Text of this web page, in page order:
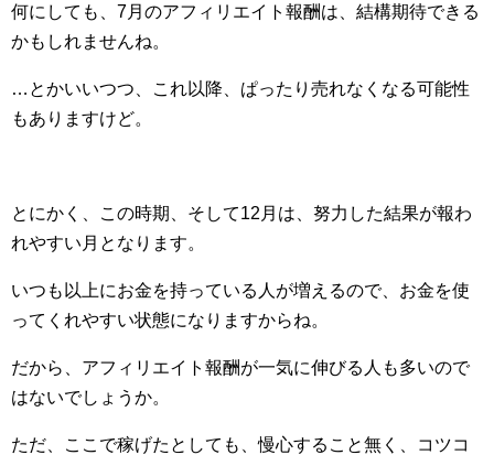
何にしても、7月のアフィリエイト報酬は、結構期待できる
かもしれませんね。
…とかいいつつ、これ以降、ぱったり売れなくなる可能性
もありますけど。
とにかく、この時期、そして12月は、努力した結果が報わ
れやすい月となります。
いつも以上にお金を持っている人が増えるので、お金を使
ってくれやすい状態になりますからね。
だから、アフィリエイト報酬が一気に伸びる人も多いので
はないでしょうか。
ただ、ここで稼げたとしても、慢心すること無く、コツコ